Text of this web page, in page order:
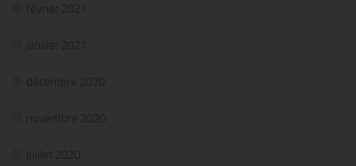
février 2021
janvier 2021
décembre 2020
novembre 2020
juillet 2020